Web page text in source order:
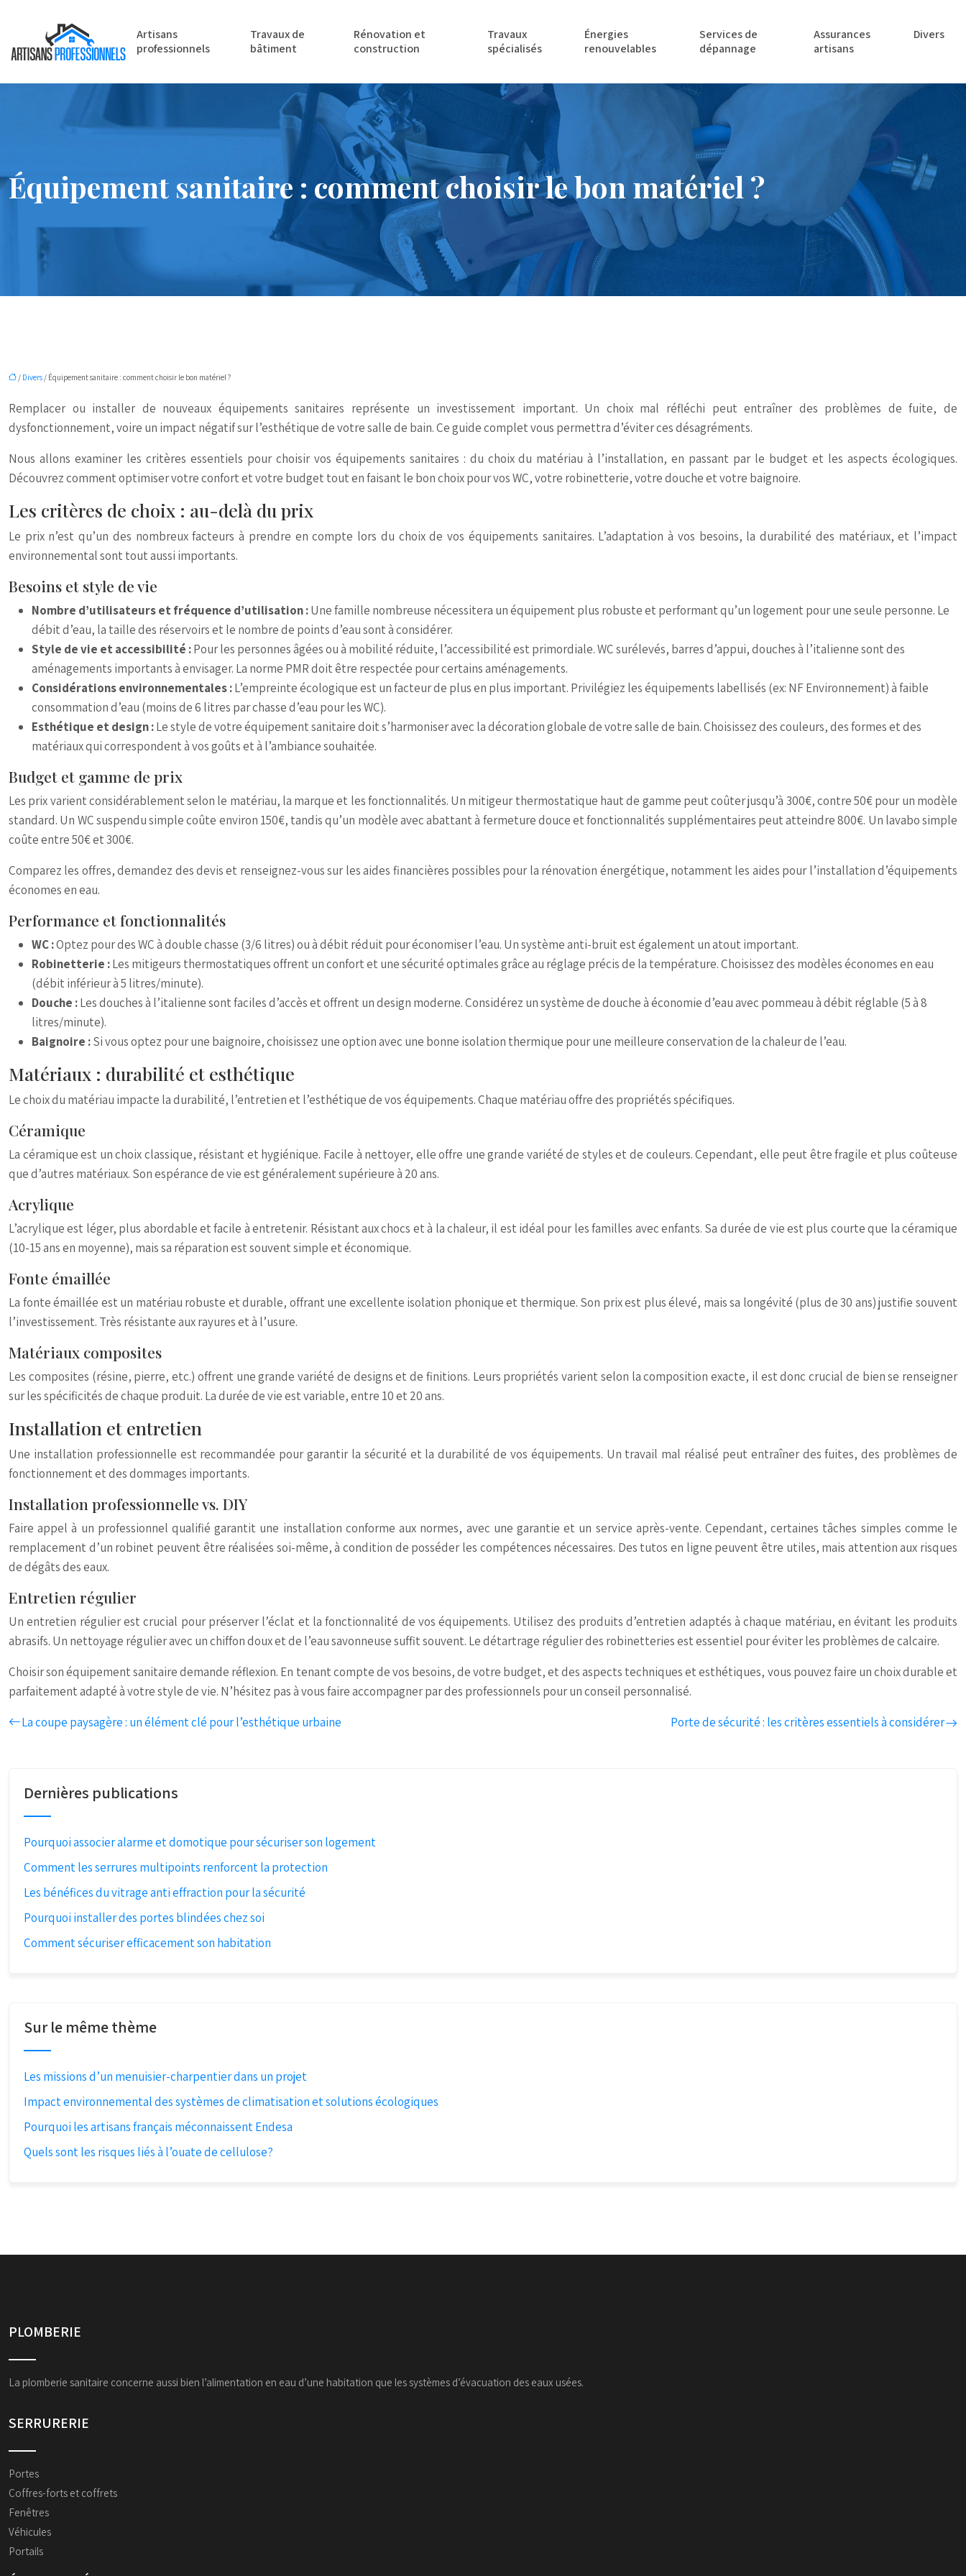
Artisans
professionnels
Travaux de
bâtiment
Rénovation et
construction
Travaux
spécialisés
Énergies
renouvelables
Services de
dépannage
Assurances
artisans
Divers
Équipement sanitaire : comment choisir le bon matériel ?
/ Divers / Équipement sanitaire : comment choisir le bon matériel ?
Remplacer ou installer de nouveaux équipements sanitaires représente un investissement important. Un choix mal réfléchi peut entraîner des problèmes de fuite, de
dysfonctionnement, voire un impact négatif sur l’esthétique de votre salle de bain. Ce guide complet vous permettra d’éviter ces désagréments.
Nous allons examiner les critères essentiels pour choisir vos équipements sanitaires : du choix du matériau à l’installation, en passant par le budget et les aspects écologiques.
Découvrez comment optimiser votre confort et votre budget tout en faisant le bon choix pour vos WC, votre robinetterie, votre douche et votre baignoire.
Les critères de choix : au-delà du prix
Le prix n’est qu’un des nombreux facteurs à prendre en compte lors du choix de vos équipements sanitaires. L’adaptation à vos besoins, la durabilité des matériaux, et l’impact
environnemental sont tout aussi importants.
Besoins et style de vie
Nombre d’utilisateurs et fréquence d’utilisation :Une famille nombreuse nécessitera un équipement plus robuste et performant qu’un logement pour une seule personne. Le
débit d’eau, la taille des réservoirs et le nombre de points d’eau sont à considérer.
Style de vie et accessibilité :Pour les personnes âgées ou à mobilité réduite, l’accessibilité est primordiale. WC surélevés, barres d’appui, douches à l’italienne sont des
aménagements importants à envisager. La norme PMR doit être respectée pour certains aménagements.
Considérations environnementales :L’empreinte écologique est un facteur de plus en plus important. Privilégiez les équipements labellisés (ex: NF Environnement) à faible
consommation d’eau (moins de 6 litres par chasse d’eau pour les WC).
Esthétique et design :Le style de votre équipement sanitaire doit s’harmoniser avec la décoration globale de votre salle de bain. Choisissez des couleurs, des formes et des
matériaux qui correspondent à vos goûts et à l’ambiance souhaitée.
Budget et gamme de prix
Les prix varient considérablement selon le matériau, la marque et les fonctionnalités. Un mitigeur thermostatique haut de gamme peut coûter jusqu’à 300€, contre 50€ pour un modèle
standard. Un WC suspendu simple coûte environ 150€, tandis qu’un modèle avec abattant à fermeture douce et fonctionnalités supplémentaires peut atteindre 800€. Un lavabo simple
coûte entre 50€ et 300€.
Comparez les offres, demandez des devis et renseignez-vous sur les aides financières possibles pour la rénovation énergétique, notamment les aides pour l’installation d’équipements
économes en eau.
Performance et fonctionnalités
WC :Optez pour des WC à double chasse (3/6 litres) ou à débit réduit pour économiser l’eau. Un système anti-bruit est également un atout important.
Robinetterie :Les mitigeurs thermostatiques offrent un confort et une sécurité optimales grâce au réglage précis de la température. Choisissez des modèles économes en eau
(débit inférieur à 5 litres/minute).
Douche :Les douches à l’italienne sont faciles d’accès et offrent un design moderne. Considérez un système de douche à économie d’eau avec pommeau à débit réglable (5 à 8
litres/minute).
Baignoire :Si vous optez pour une baignoire, choisissez une option avec une bonne isolation thermique pour une meilleure conservation de la chaleur de l’eau.
Matériaux : durabilité et esthétique
Le choix du matériau impacte la durabilité, l’entretien et l’esthétique de vos équipements. Chaque matériau offre des propriétés spécifiques.
Céramique
La céramique est un choix classique, résistant et hygiénique. Facile à nettoyer, elle offre une grande variété de styles et de couleurs. Cependant, elle peut être fragile et plus coûteuse
que d’autres matériaux. Son espérance de vie est généralement supérieure à 20 ans.
Acrylique
L’acrylique est léger, plus abordable et facile à entretenir. Résistant aux chocs et à la chaleur, il est idéal pour les familles avec enfants. Sa durée de vie est plus courte que la céramique
(10-15 ans en moyenne), mais sa réparation est souvent simple et économique.
Fonte émaillée
La fonte émaillée est un matériau robuste et durable, offrant une excellente isolation phonique et thermique. Son prix est plus élevé, mais sa longévité (plus de 30 ans) justifie souvent
l’investissement. Très résistante aux rayures et à l’usure.
Matériaux composites
Les composites (résine, pierre, etc.) offrent une grande variété de designs et de finitions. Leurs propriétés varient selon la composition exacte, il est donc crucial de bien se renseigner
sur les spécificités de chaque produit. La durée de vie est variable, entre 10 et 20 ans.
Installation et entretien
Une installation professionnelle est recommandée pour garantir la sécurité et la durabilité de vos équipements. Un travail mal réalisé peut entraîner des fuites, des problèmes de
fonctionnement et des dommages importants.
Installation professionnelle vs. DIY
Faire appel à un professionnel qualifié garantit une installation conforme aux normes, avec une garantie et un service après-vente. Cependant, certaines tâches simples comme le
remplacement d’un robinet peuvent être réalisées soi-même, à condition de posséder les compétences nécessaires. Des tutos en ligne peuvent être utiles, mais attention aux risques
de dégâts des eaux.
Entretien régulier
Un entretien régulier est crucial pour préserver l’éclat et la fonctionnalité de vos équipements. Utilisez des produits d’entretien adaptés à chaque matériau, en évitant les produits
abrasifs. Un nettoyage régulier avec un chiffon doux et de l’eau savonneuse suffit souvent. Le détartrage régulier des robinetteries est essentiel pour éviter les problèmes de calcaire.
Choisir son équipement sanitaire demande réflexion. En tenant compte de vos besoins, de votre budget, et des aspects techniques et esthétiques, vous pouvez faire un choix durable et
parfaitement adapté à votre style de vie. N’hésitez pas à vous faire accompagner par des professionnels pour un conseil personnalisé.
La coupe paysagère : un élément clé pour l’esthétique urbaine
Porte de sécurité : les critères essentiels à considérer
Dernières publications
Pourquoi associer alarme et domotique pour sécuriser son logement
Comment les serrures multipoints renforcent la protection
Les bénéfices du vitrage anti effraction pour la sécurité
Pourquoi installer des portes blindées chez soi
Comment sécuriser efficacement son habitation
Sur le même thème
Les missions d’un menuisier-charpentier dans un projet
Impact environnemental des systèmes de climatisation et solutions écologiques
Pourquoi les artisans français méconnaissent Endesa
Quels sont les risques liés à l’ouate de cellulose?
PLOMBERIE
La plomberie sanitaire concerne aussi bien l’alimentation en eau d’une habitation que les systèmes d’évacuation des eaux usées.
SERRURERIE
Portes
Coffres-forts et coffrets
Fenêtres
Véhicules
Portails